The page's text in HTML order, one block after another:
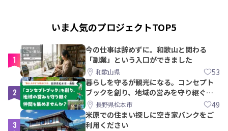
いま人気のプロジェクトTOP5
1
今の仕事は辞めずに。和歌山と関わる
「副業」という入口ができました
和歌山県 53
2
暮らしを守るが観光になる。コンセプト
ブックを創り、地域の営みを守り継ぐ仲
間を集めませんか？
長野県松本市 49
3
米原での住まい探しに空き家バンクをご
利用ください